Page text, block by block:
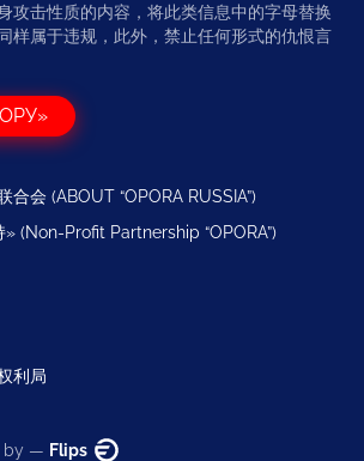
攻击性质的内容，将此类信息中的字母替换
样属于违规，此外，禁止任何形式的仇恨言
合会 (ABOUT “OPORA RUSSIA”)
(Non-Profit Partnership “OPORA”)
利局
by — Flips